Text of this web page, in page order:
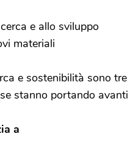
e allo sviluppo
materiali
e sostenibilità sono tre
stanno portando avanti
a